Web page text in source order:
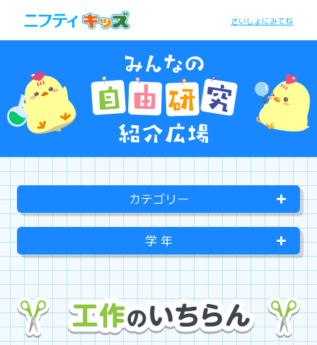
さいしょにみてね
カテゴリー
学 年